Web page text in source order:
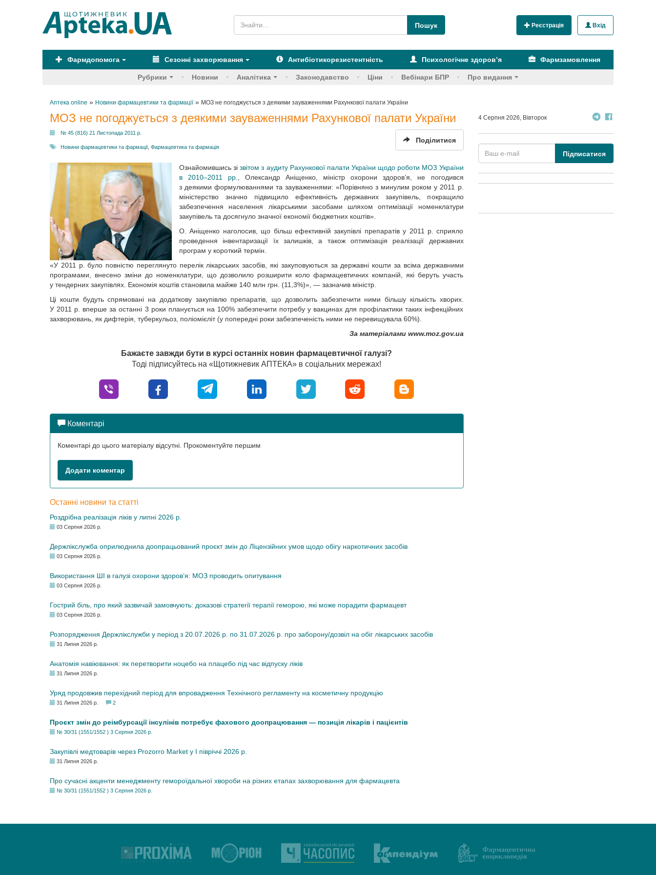
Реєстрація Вхід
Фармдопомога Сезонні захворювання Антибіотикорезистентність Психологічне здоров’я Фармзамовлення
Рубрики Новини Аналітика Законодавство Ціни Вебінари БПР Про видання
Аптека online » Новини фармацевтики та фармації» МОЗ не погоджується з деякими зауваженнями Рахункової палати України
МОЗ не погоджується з деякими зауваженнями Рахункової палати України
№ 45 (816) 21 Листопада 2011 р.
Новини фармацевтики та фармації Фармацевтика та фармація
Поділитися
Ознайомившись зізвітом з аудиту Рахункової палати України щодо роботи МОЗ України
в 2010–2011 рр.
, Олександр Аніщенко, міністр охорони здоров’я, не погодився
з деякими формулюваннями та зауваженнями: «Порівняно з минулим роком у 2011 р.
міністерство значно підвищило ефективність державних закупівель, покращило
забезпечення населення лікарськими засобами шляхом оптимізації номенклатури
закупівель та досягнуло значної економії бюджетних коштів».
О. Аніщенко наголосив, що більш ефективній закупівлі препаратів у 2011 р. сприяло
проведення інвентаризації їх залишків, а також оптимізація реалізації державних
програм у короткий термін.
«У 2011 р. було повністю переглянуто перелік лікарських засобів, які закуповуються за державні кошти за всіма державними
програмами, внесено зміни до номенклатури, що дозволило розширити коло фармацевтичних компаній, які беруть участь
у тендерних закупівлях. Економія коштів становила майже 140 млн грн. (11,3%)», — зазначив міністр.
Ці кошти будуть спрямовані на додаткову закупівлю препаратів, що дозволить забезпечити ними більшу кількість хворих.
У 2011 р. вперше за останні 3 роки планується на 100% забезпечити потребу у вакцинах для профілактики таких інфекційних
захворювань, як дифтерія, туберкульоз, поліомієліт (у попередні роки забезпеченість ними не перевищувала 60%).
За матеріалами www.moz.gov.ua
Бажаєте завжди бути в курсі останніх новин фармацевтичної галузі?
Тоді підписуйтесь на «Щотижневик АПТЕКА» в соціальних мережах!
Коментарі
Коментарі до цього матеріалу відсутні. Прокоментуйте першим
Додати коментар
Останні новини та статті
Роздрібна реалізація ліків у липні 2026 р.
03 Серпня 2026 р.
Держлікслужба оприлюднила доопрацьований проєкт змін до Ліцензійних умов щодо обігу наркотичних засобів
03 Серпня 2026 р.
Використання ШІ в галузі охорони здоров’я: МОЗ проводить опитування
03 Серпня 2026 р.
Гострий біль, про який зазвичай замовчують: доказові стратегії терапії геморою, які може порадити фармацевт
03 Серпня 2026 р.
Розпорядження Держлікслужби у період з 20.07.2026 р. по 31.07.2026 р. про заборону/дозвіл на обіг лікарських засобів
31 Липня 2026 р.
Анатомія навіювання: як перетворити ноцебо на плацебо під час відпуску ліків
31 Липня 2026 р.
Уряд продовжив перехідний період для впровадження Технічного регламенту на косметичну продукцію
31 Липня 2026 р. 2
Проєкт змін до реімбурсації інсулінів потребує фахового доопрацювання — позиція лікарів і пацієнтів
№ 30/31 (1551/1552 ) 3 Серпня 2026 р.
Закупівлі медтоварів через Prozorro Market у I півріччі 2026 р.
31 Липня 2026 р.
Про сучасні акценти менеджменту гемороїдальної хвороби на різних етапах захворювання для фармацевта
№ 30/31 (1551/1552 ) 3 Серпня 2026 р.
4 Серпня 2026, Вівторок
Підписатися